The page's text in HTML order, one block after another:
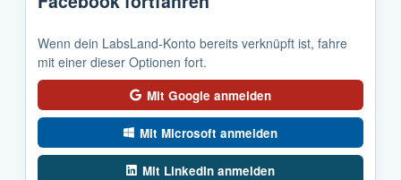
Wenn dein LabsLand-Konto bereits verknüpft ist, fahre
mit einer dieser Optionen fort.
Mit Google anmelden
Mit Microsoft anmelden
Mit LinkedIn anmelden